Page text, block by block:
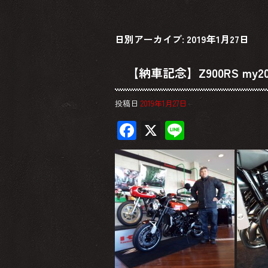
日別アーカイブ: 2019年1月27日
【納車記念】Z900RS
投稿日 2019年1月27日
F
ac
e
b
o
ok
X
ne